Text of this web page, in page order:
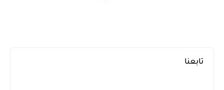
تابعنا